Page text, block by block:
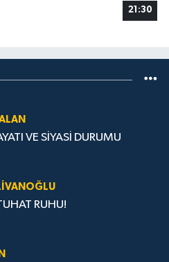
21:30
VE SİYASİ DURUMU
RUHU!